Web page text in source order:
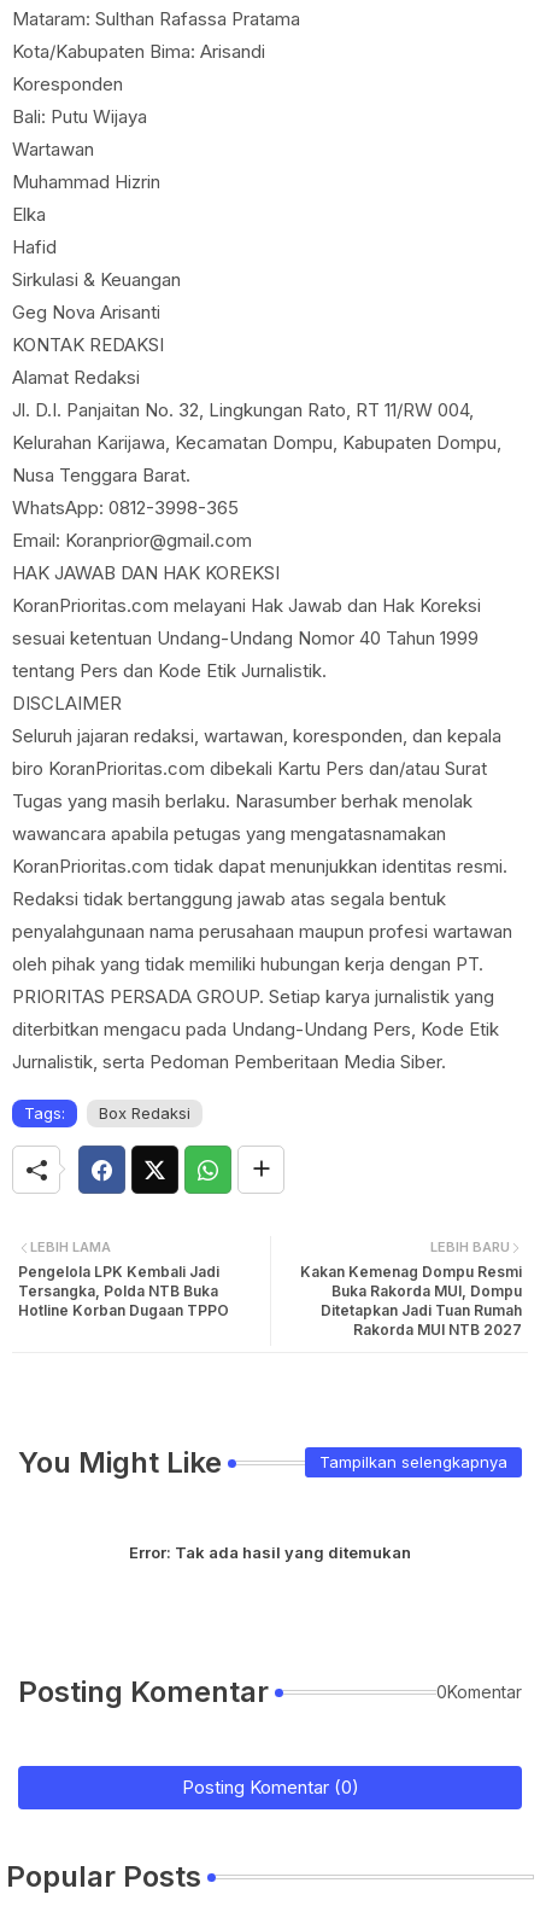
Mataram: Sulthan Rafassa Pratama
Kota/Kabupaten Bima: Arisandi
Koresponden
Bali: Putu Wijaya
Wartawan
Muhammad Hizrin
Elka
Hafid
Sirkulasi & Keuangan
Geg Nova Arisanti
KONTAK REDAKSI
Alamat Redaksi
Jl. D.I. Panjaitan No. 32, Lingkungan Rato, RT 11/RW 004,
Kelurahan Karijawa, Kecamatan Dompu, Kabupaten Dompu,
Nusa Tenggara Barat.
WhatsApp: 0812-3998-365
Email: Koranprior@gmail.com
HAK JAWAB DAN HAK KOREKSI
KoranPrioritas.com melayani Hak Jawab dan Hak Koreksi
sesuai ketentuan Undang-Undang Nomor 40 Tahun 1999
tentang Pers dan Kode Etik Jurnalistik.
DISCLAIMER
Seluruh jajaran redaksi, wartawan, koresponden, dan kepala
biro KoranPrioritas.com dibekali Kartu Pers dan/atau Surat
Tugas yang masih berlaku. Narasumber berhak menolak
wawancara apabila petugas yang mengatasnamakan
KoranPrioritas.com tidak dapat menunjukkan identitas resmi.
Redaksi tidak bertanggung jawab atas segala bentuk
penyalahgunaan nama perusahaan maupun profesi wartawan
oleh pihak yang tidak memiliki hubungan kerja dengan PT.
PRIORITAS PERSADA GROUP. Setiap karya jurnalistik yang
diterbitkan mengacu pada Undang-Undang Pers, Kode Etik
Jurnalistik, serta Pedoman Pemberitaan Media Siber.
Tags: Box Redaksi
LEBIH BARU
Kakan Kemenag Dompu Resmi
Buka Rakorda MUI, Dompu
Ditetapkan Jadi Tuan Rumah
Rakorda MUI NTB 2027
LEBIH LAMA
Pengelola LPK Kembali Jadi
Tersangka, Polda NTB Buka
Hotline Korban Dugaan TPPO
You Might Like Tampilkan selengkapnya
Error: Tak ada hasil yang ditemukan
Posting Komentar 0Komentar
Posting Komentar (0)
Popular Posts